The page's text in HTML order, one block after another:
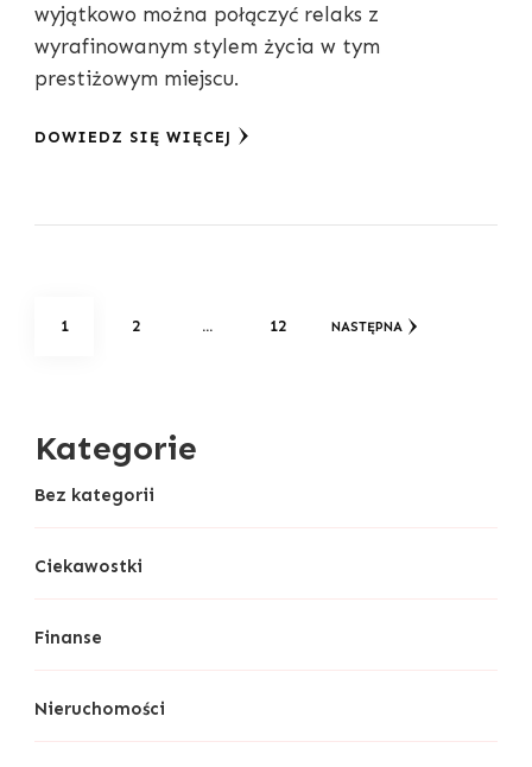
wyjątkowo można połączyć relaks z
wyrafinowanym stylem życia w tym
prestiżowym miejscu.
DOWIEDZ SIĘ WIĘCEJ
Stronicowanie
STRONA
1 STRONA
2 … STRONA
12 NASTĘPNA
Kategorie
Bez kategorii
Ciekawostki
Finanse
Nieruchomości